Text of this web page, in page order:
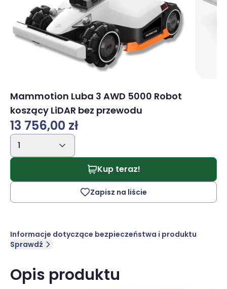
Mammotion Luba 3 AWD 5000 Robot
koszący LiDAR bez przewodu
13 756,00 zł
1
Kup teraz!
Zapisz na liście
Informacje dotyczące bezpieczeństwa i produktu
Sprawdź
Opis produktu